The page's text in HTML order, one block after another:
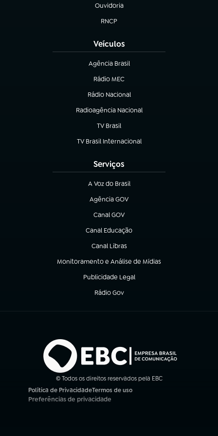
Ouvidoria
(abre em nova aba)
RNCP
(abre em nova aba)
Veículos
Agência Brasil
(abre em nova aba)
Rádio MEC
Rádio Nacional
(abre em nova aba)
Radioagência Nacional
(abre em nova aba)
TV Brasil
(abre em nova aba)
TV Brasil Internacional
(abre em nova aba)
Serviços
A Voz do Brasil
(abre em nova aba)
Agência GOV
(abre em nova aba)
Canal GOV
(abre em nova aba)
Canal Educação
(abre em nova aba)
Canal Libras
(abre em nova aba)
Monitoramento e Análise de Mídias
(abre em nova aba)
Publicidade Legal
(abre em nova aba)
Rádio Gov
(abre em nova aba)
© Todos os direitos reservados pela EBC
Política de Privacidade
(abre em nova aba)
Termos de uso
(abre em nova aba)
Preferências de privacidade